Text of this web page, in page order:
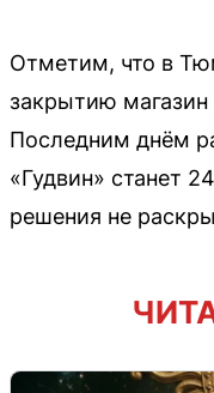
Отметим, что в
закрытию магазин
Последним днём
«Гудвин» станет
решения не